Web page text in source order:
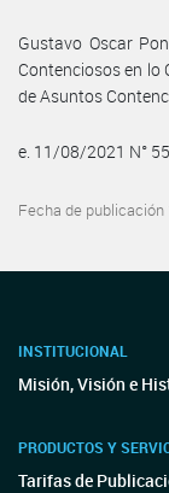
Gustavo Oscar
Contenciosos en lo
de Asuntos
e. 11/08/2021 N°
Fecha de
INSTITUCIONAL
Misión, Visión e
PRODUCTOS Y
Tarifas de